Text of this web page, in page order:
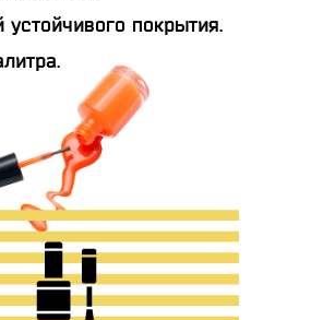
покрытия.